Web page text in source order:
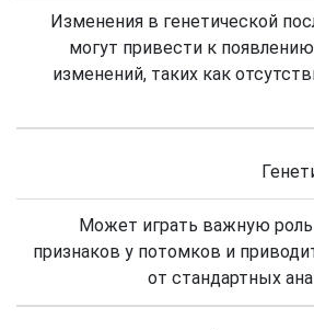
Изменения в генетической
могут привести к
изменений, таких как
Может играть важную
признаков у потомков и
от стандартных